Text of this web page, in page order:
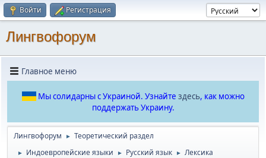
Войти Регистрация
Лингвофорум
Главное меню
Мы солидарны с Украиной. Узнайте здесь, как можно
поддержать Украину.
Лингвофорум ► Теоретический раздел
► Индоевропейские языки ► Русский язык ► Лексика